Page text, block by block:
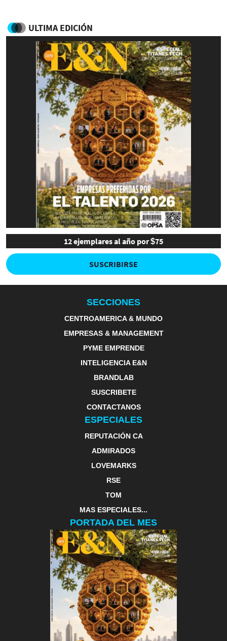
ULTIMA EDICIÓN
12 ejemplares al año por $75
SUSCRIBIRSE
SECCIONES
CENTROAMERICA & MUNDO
EMPRESAS & MANAGEMENT
PYME EMPRENDE
INTELIGENCIA E&N
BRANDLAB
SUSCRIBETE
CONTACTANOS
ESPECIALES
REPUTACIÓN CA
ADMIRADOS
LOVEMARKS
RSE
TOM
MAS ESPECIALES...
PORTADA DEL MES